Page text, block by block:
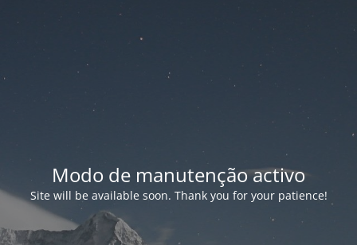
Modo de manutenção activo
Site will be available soon. Thank you for your patience!